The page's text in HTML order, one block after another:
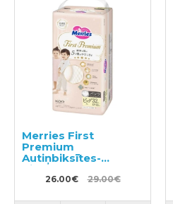
Merries First
Premium
Autiņbiksītes-
biksītes PXL 12-22kg
32gab26.00€ 29.00€